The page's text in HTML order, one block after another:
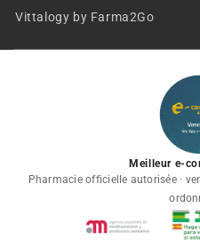
Vittalogy by Farma2Go
Meilleur e-
Pharmacie officielle autorisée ·